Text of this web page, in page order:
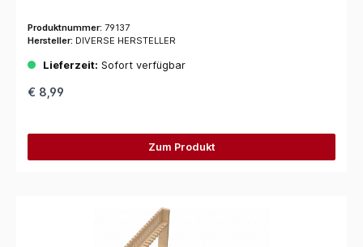
Produktnummer: 79137
Hersteller: DIVERSE HERSTELLER
Lieferzeit: Sofort verfügbar
€ 8,99
Zum Produkt